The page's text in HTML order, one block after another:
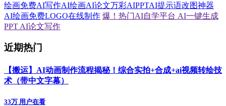
绘画免费AI写作AI绘画AI论文万彩AIPPTAI提示语改图神器
AI绘画免费LOGO在线制作 爆！热门AI自学平台 AI一键生成
PPT AI论文写作
近期热门
【搬运】AI动画制作流程揭秘！综合实拍+合成+ai视频转绘技
术（带中文字幕）
33万 用户在看